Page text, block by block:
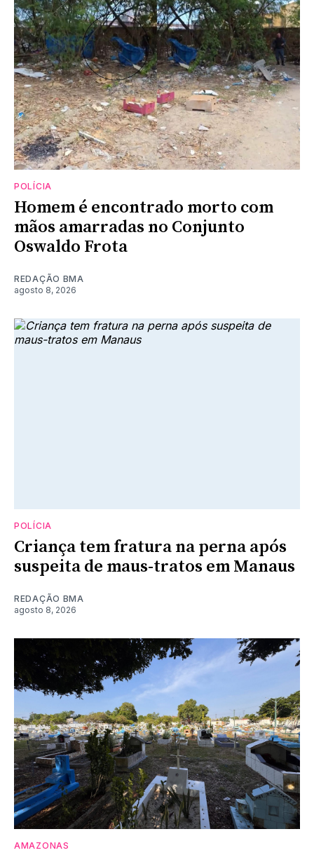
POLÍCIA
Homem é encontrado morto com
mãos amarradas no Conjunto
Oswaldo Frota
REDAÇÃO BMA
agosto 8, 2026
POLÍCIA
Criança tem fratura na perna após
suspeita de maus-tratos em Manaus
REDAÇÃO BMA
agosto 8, 2026
AMAZONAS